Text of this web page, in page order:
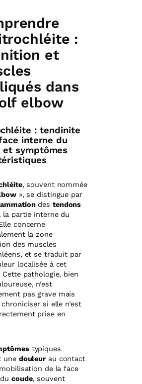
:
et
dans
elbow
: tendinite
interne du
et symptômes
, souvent nommée
», se distingue par
des tendons
la partie interne du
concerne
la zone
des muscles
et se traduit par
localisée à cet
pathologie, bien
n’est
pas grave mais
si elle n’est
prise en
typiques
une douleur au contact
de la face
coude, souvent